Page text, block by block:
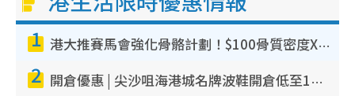
1 港大推賽馬會強化骨骼計劃！$100骨質密度X光檢查 完成免費運動訓練送超市禮券！附參加資格
2 開倉優惠 | 尖沙咀海港城名牌波鞋開倉低至1折！On鞋$899起／Joy&Peace鞋履$98起